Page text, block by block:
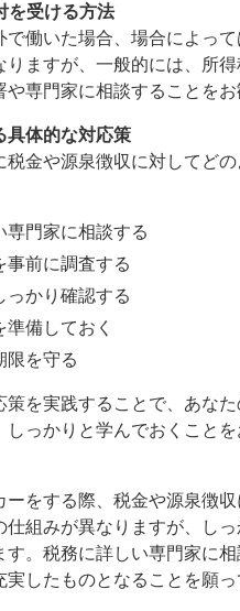
を受ける方法
で働いた場合、場合によっ
りますが、一般的には、所
や専門家に相談することをお
具体的な対応策
税金や源泉徴収に対してど
専門家に相談する
事前に調査する
っかり確認する
備しておく
限を守る
策を実践することで、あな
しっかりと学んでおくことを
ーをする際、税金や源泉徴
仕組みが異なりますが、し
す。税務に詳しい専門家に
実したものとなることを願っ